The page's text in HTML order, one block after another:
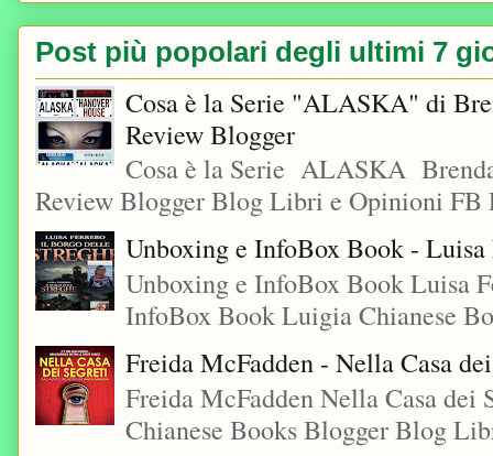
Post più popolari degli ultimi 7
Cosa è la Serie "ALASKA" di
Review Blogger
Cosa è la Serie ALASKA
Review Blogger Blog Libri e Opinioni
Unboxing e InfoBox Book -
Unboxing e InfoBox Book Luisa
InfoBox Book Luigia Chianese
Freida McFadden - Nella Casa
Freida McFadden Nella Casa
Chianese Books Blogger Blog